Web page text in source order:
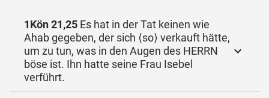
1Kön 21,25 Es hat in der Tat keinen wie
Ahab gegeben, der sich ⟨so⟩ verkauft hätte,
um zu tun, was in den Augen des HERRN
böse ist. Ihn hatte seine Frau Isebel
verführt.